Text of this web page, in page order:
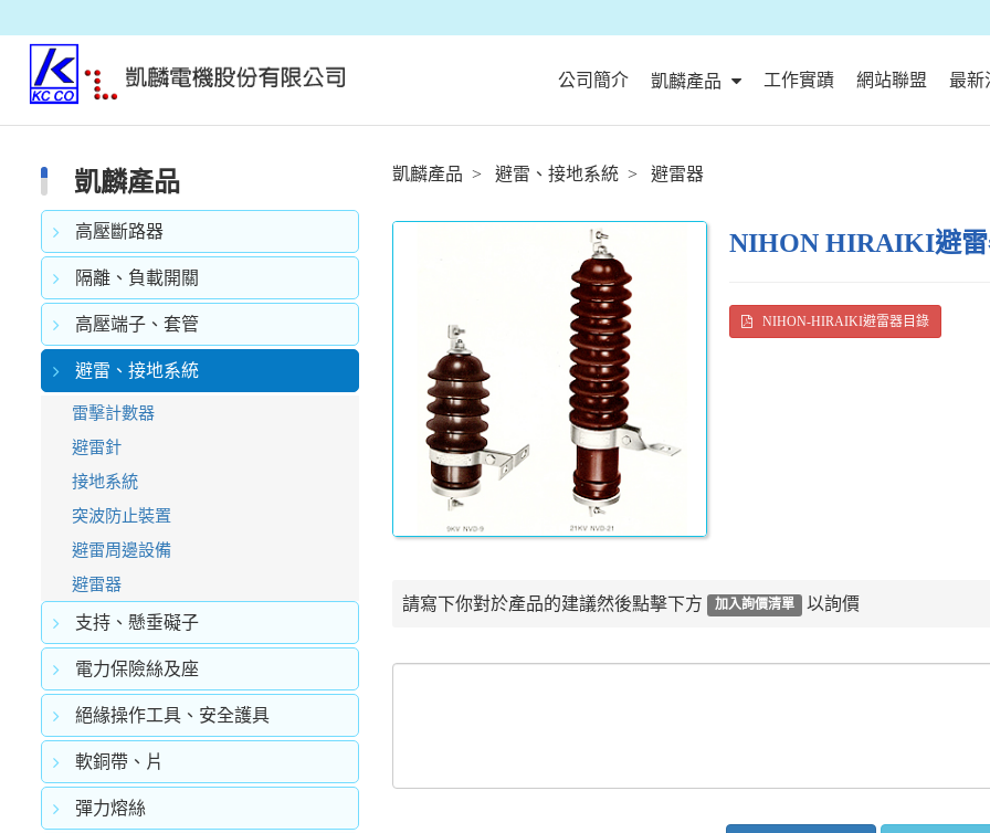
公司簡介 凱麟產品 工作實蹟 網站聯盟 最新
凱麟產品
高壓斷路器
隔離、負載開關
高壓端子、套管
避雷、接地系統
雷擊計數器
避雷針
接地系統
突波防止裝置
避雷周邊設備
避雷器
支持、懸垂礙子
電力保險絲及座
絕緣操作工具、安全護具
軟銅帶、片
彈力熔絲
凱麟產品 避雷、接地系統 避雷器
NIHON HIRAIKI避
NIHON-HIRAIKI避雷器目錄
請寫下你對於產品的建議然後點擊下方 加入詢價清單 以詢價